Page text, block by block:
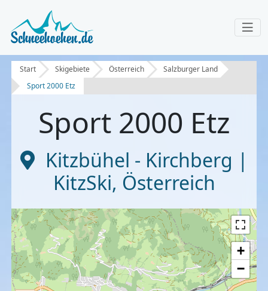
Start Skigebiete Österreich
Salzburger Land
Sport 2000 Etz
Sport 2000 Etz
Kitzbühel - Kirchberg |
KitzSki, Österreich
+
−